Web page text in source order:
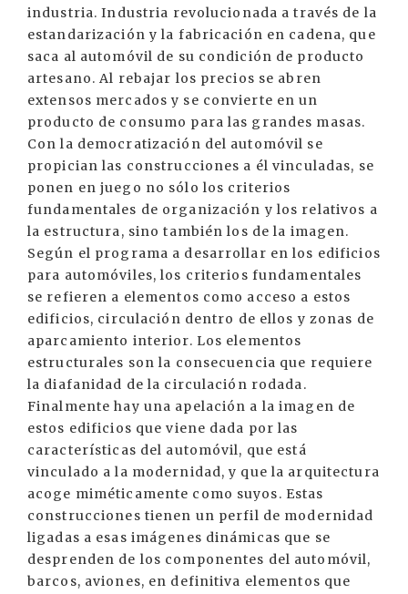
industria. Industria revolucionada a través de la
estandarización y la fabricación en cadena, que
saca al automóvil de su condición de producto
artesano. Al rebajar los precios se abren
extensos mercados y se convierte en un
producto de consumo para las grandes masas.
Con la democratización del automóvil se
propician las construcciones a él vinculadas, se
ponen en juego no sólo los criterios
fundamentales de organización y los relativos a
la estructura, sino también los de la imagen.
Según el programa a desarrollar en los edificios
para automóviles, los criterios fundamentales
se refieren a elementos como acceso a estos
edificios, circulación dentro de ellos y zonas de
aparcamiento interior. Los elementos
estructurales son la consecuencia que requiere
la diafanidad de la circulación rodada.
Finalmente hay una apelación a la imagen de
estos edificios que viene dada por las
características del automóvil, que está
vinculado a la modernidad, y que la arquitectura
acoge miméticamente como suyos. Estas
construcciones tienen un perfil de modernidad
ligadas a esas imágenes dinámicas que se
desprenden de los componentes del automóvil,
barcos, aviones, en definitiva elementos que